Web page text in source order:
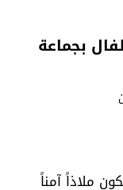
بجماعة
ملاذاً آمناً